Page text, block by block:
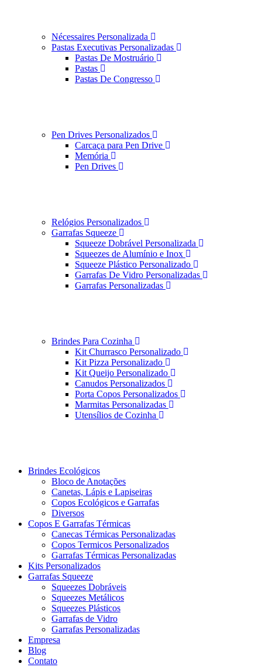
Nécessaires Personalizada
Pastas Executivas Personalizadas
Pastas De Mostruário
Pastas
Pastas De Congresso
Pen Drives Personalizados
Carcaça para Pen Drive
Memória
Pen Drives
Relógios Personalizados
Garrafas Squeeze
Squeeze Dobrável Personalizada
Squeezes de Alumínio e Inox
Squeeze Plástico Personalizado
Garrafas De Vidro Personalizadas
Garrafas Personalizadas
Brindes Para Cozinha
Kit Churrasco Personalizado
Kit Pizza Personalizado
Kit Queijo Personalizado
Canudos Personalizados
Porta Copos Personalizados
Marmitas Personalizadas
Utensílios de Cozinha
Brindes Ecológicos
Bloco de Anotações
Canetas, Lápis e Lapiseiras
Copos Ecológicos e Garrafas
Diversos
Copos E Garrafas Térmicas
Canecas Térmicas Personalizadas
Copos Termicos Personalizados
Garrafas Térmicas Personalizadas
Kits Personalizados
Garrafas Squeeze
Squeezes Dobráveis
Squeezes Metálicos
Squeezes Plásticos
Garrafas de Vidro
Garrafas Personalizadas
Empresa
Blog
Contato